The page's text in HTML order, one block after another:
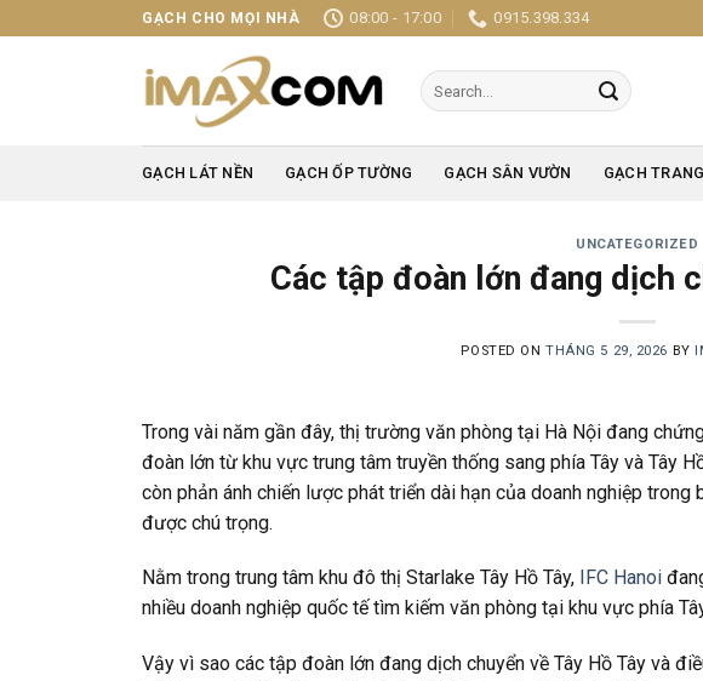
to
GẠCH CHO MỌI NHÀ 08:00 - 17:00 0915.398.334
Search
for:
GẠCH LÁT NỀN GẠCH ỐP TƯỜNG GẠCH SÂN VƯỜN GẠCH
UNCATEGORIZED
Các tập đoàn lớn đang dịch
POSTED ONTHÁNG 5 29, 2026 BY
Trong vài năm gần đây, thị trường văn phòng tại Hà Nội đang
đoàn lớn từ khu vực trung tâm truyền thống sang phía Tây và Tây
còn phản ánh chiến lược phát triển dài hạn của doanh nghiệp
được chú trọng.
Nằm trong trung tâm khu đô thị Starlake Tây Hồ Tây, IFC Hanoi
nhiều doanh nghiệp quốc tế tìm kiếm văn phòng tại khu vực phía
Vậy vì sao các tập đoàn lớn đang dịch chuyển về Tây Hồ Tây và